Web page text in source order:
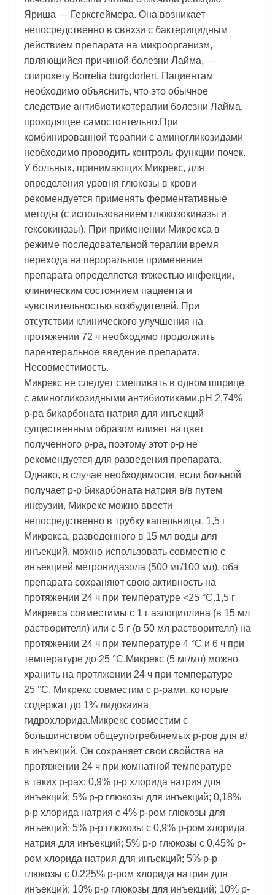
Яриша — Герксгеймера. Она возникает
непосредственно в свяхзи с бактерицидным
действием препарата на микроорганизм,
являющийся причиной болезни Лайма, —
спирохету Borrelia burgdorferi. Пациентам
необходимо объяснить, что это обычное
следствие антибиотикотерапии болезни Лайма,
проходящее самостоятельно.При
комбинированной терапии с аминогликозидами
необходимо проводить контроль функции почек.
У больных, принимающих Микрекс, для
определения уровня глюкозы в крови
рекомендуется применять ферментативные
методы (с использованием глюкозокиназы и
гексокиназы). При применении Микрекса в
режиме последовательной терапии время
перехода на пероральное применение
препарата определяется тяжестью инфекции,
клиническим состоянием пациента и
чувствительностью возбудителей. При
отсутствии клинического улучшения на
протяжении 72 ч необходимо продолжить
парентеральное введение препарата.
Несовместимость.
Микрекс не следует смешивать в одном шприце
с аминогликозидными антибиотиками.рН 2,74%
р-ра бикарбоната натрия для инъекций
существенным образом влияет на цвет
полученного р-ра, поэтому этот р-р не
рекомендуется для разведения препарата.
Однако, в случае необходимости, если больной
получает р-р бикарбоната натрия в/в путем
инфузии, Микрекс можно ввести
непосредственно в трубку капельницы. 1,5 г
Микрекса, разведенного в 15 мл воды для
инъекций, можно использовать совместно с
инъекцией метронидазола (500 мг/100 мл), оба
препарата сохраняют свою активность на
протяжении 24 ч при температуре <25 °С.1,5 г
Микрекса совместимы с 1 г азлоциллина (в 15 мл
растворителя) или с 5 г (в 50 мл растворителя) на
протяжении 24 ч при температуре 4 °С и 6 ч при
температуре до 25 °С.Микрекс (5 мг/мл) можно
хранить на протяжении 24 ч при температуре
25 °С. Микрекс совместим с р-рами, которые
содержат до 1% лидокаина
гидрохлорида.Микрекс совместим с
большинством общеупотребляемых р-ров для в/
в инъекций. Он сохраняет свои свойства на
протяжении 24 ч при комнатной температуре
в таких р-рах: 0,9% р-р хлорида натрия для
инъекций; 5% р-р глюкозы для инъекций; 0,18%
р-р хлорида натрия с 4% р-ром глюкозы для
инъекций; 5% р-р глюкозы с 0,9% р-ром хлорида
натрия для инъекций; 5% р-р глюкозы с 0,45% р-
ром хлорида натрия для инъекций; 5% р-р
глюкозы с 0,225% р-ром хлорида натрия для
инъекций; 10% р-р глюкозы для инъекций; 10% р-